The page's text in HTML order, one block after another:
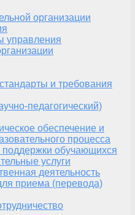
организации
управления
и требования
педагогический)
обеспечение и
процесса
обучающихся
услуги
деятельность
приема (перевода)